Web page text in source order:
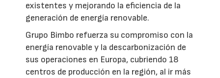
existentes y mejorando la eficiencia de la
generación de energía renovable.
Grupo Bimbo refuerza su compromiso con la
energía renovable y la descarbonización de
sus operaciones en Europa, cubriendo 18
centros de producción en la región, al ir más